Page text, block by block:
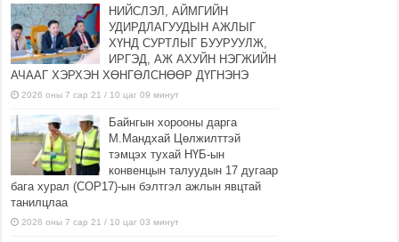
НИЙСЛЭЛ, АЙМГИЙН
УДИРДЛАГУУДЫН АЖЛЫГ
ХҮНД СУРТЛЫГ БУУРУУЛЖ,
ИРГЭД, АЖ АХУЙН НЭГЖИЙН
АЧААГ ХЭРХЭН ХӨНГӨЛСНӨӨР ДҮГНЭНЭ
2026 оны 7 сар 21 / 10 цаг 09 минут
Байнгын хорооны дарга
М.Мандхай Цөлжилттэй
тэмцэх тухай НҮБ-ын
конвенцын талуудын 17 дугаар
бага хурал (СОР17)-ын бэлтгэл ажлын явцтай
танилцлаа
2026 оны 7 сар 21 / 10 цаг 03 минут